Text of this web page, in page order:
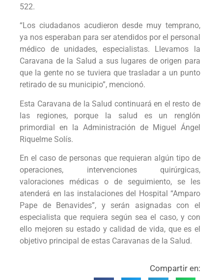
522.
“Los ciudadanos acudieron desde muy temprano,
ya nos esperaban para ser atendidos por el personal
médico de unidades, especialistas. Llevamos la
Caravana de la Salud a sus lugares de origen para
que la gente no se tuviera que trasladar a un punto
retirado de su municipio”, mencionó.
Esta Caravana de la Salud continuará en el resto de
las regiones, porque la salud es un renglón
primordial en la Administración de Miguel Ángel
Riquelme Solís.
En el caso de personas que requieran algún tipo de
operaciones, intervenciones quirúrgicas,
valoraciones médicas o de seguimiento, se les
atenderá en las instalaciones del Hospital “Amparo
Pape de Benavides”, y serán asignadas con el
especialista que requiera según sea el caso, y con
ello mejoren su estado y calidad de vida, que es el
objetivo principal de estas Caravanas de la Salud.
Compartir en: